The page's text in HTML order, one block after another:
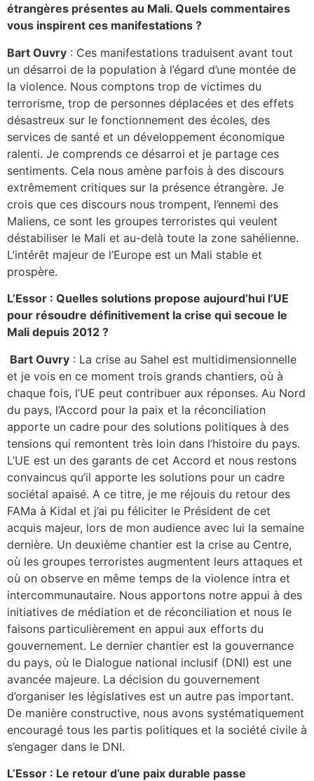
étrangères présentes au Mali. Quels commentaires
vous inspirent ces manifestations ?
Bart Ouvry : Ces manifestations traduisent avant tout
un désarroi de la population à l’égard d’une montée de
la violence. Nous comptons trop de victimes du
terrorisme, trop de personnes déplacées et des effets
désastreux sur le fonctionnement des écoles, des
services de santé et un développement économique
ralenti. Je comprends ce désarroi et je partage ces
sentiments. Cela nous amène parfois à des discours
extrêmement critiques sur la présence étrangère. Je
crois que ces discours nous trompent, l’ennemi des
Maliens, ce sont les groupes terroristes qui veulent
déstabiliser le Mali et au-delà toute la zone sahélienne.
L’intérêt majeur de l’Europe est un Mali stable et
prospère.
L’Essor : Quelles solutions propose aujourd’hui l’UE
pour résoudre définitivement la crise qui secoue le
Mali depuis 2012 ?
Bart Ouvry : La crise au Sahel est multidimensionnelle
et je vois en ce moment trois grands chantiers, où à
chaque fois, l’UE peut contribuer aux réponses. Au Nord
du pays, l’Accord pour la paix et la réconciliation
apporte un cadre pour des solutions politiques à des
tensions qui remontent très loin dans l’histoire du pays.
L’UE est un des garants de cet Accord et nous restons
convaincus qu’il apporte les solutions pour un cadre
sociétal apaisé. A ce titre, je me réjouis du retour des
FAMa à Kidal et j’ai pu féliciter le Président de cet
acquis majeur, lors de mon audience avec lui la semaine
dernière. Un deuxième chantier est la crise au Centre,
où les groupes terroristes augmentent leurs attaques et
où on observe en même temps de la violence intra et
intercommunautaire. Nous apportons notre appui à des
initiatives de médiation et de réconciliation et nous le
faisons particulièrement en appui aux efforts du
gouvernement. Le dernier chantier est la gouvernance
du pays, où le Dialogue national inclusif (DNI) est une
avancée majeure. La décision du gouvernement
d’organiser les législatives est un autre pas important.
De manière constructive, nous avons systématiquement
encouragé tous les partis politiques et la société civile à
s’engager dans le DNI.
L’Essor : Le retour d’une paix durable passe